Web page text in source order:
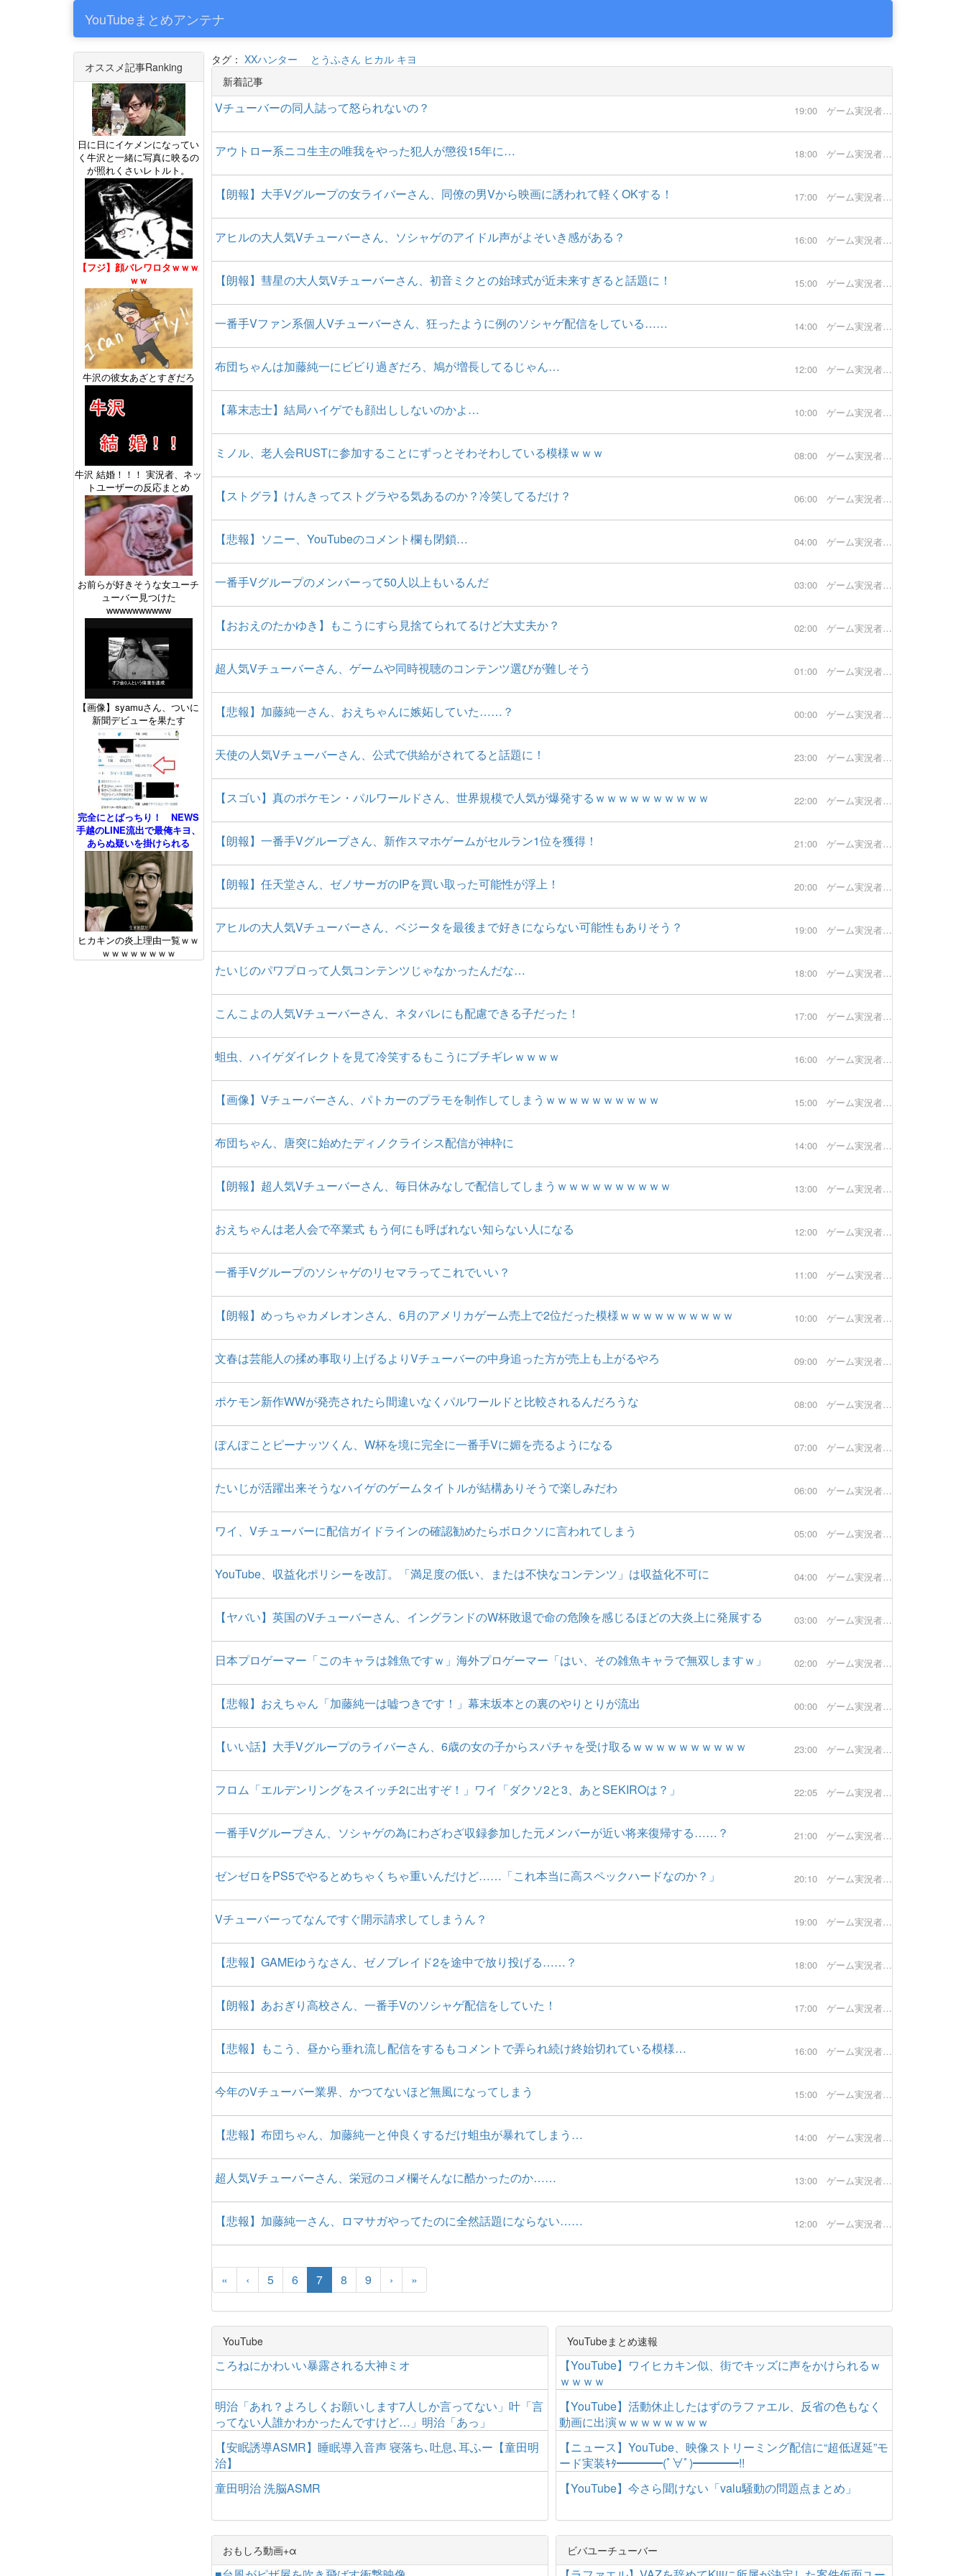
YouTubeまとめアンテナ
タグ： XXハンター とうふさん ヒカル キヨ
新着記事
Vチューバーの同人誌って怒られないの？ 19:00 ゲーム実況者速報
アウトロー系ニコ生主の唯我をやった犯人が懲役15年に… 18:00 ゲーム実況者速報
【朗報】大手Vグループの女ライバーさん、同僚の男Vから映画に誘われて軽くOKする！ 17:00 ゲーム実況者速報
アヒルの大人気Vチューバーさん、ソシャゲのアイドル声がよそいき感がある？ 16:00 ゲーム実況者速報
【朗報】彗星の大人気Vチューバーさん、初音ミクとの始球式が近未来すぎると話題に！ 15:00 ゲーム実況者速報
一番手Vファン系個人Vチューバーさん、狂ったように例のソシャゲ配信をしている…… 14:00 ゲーム実況者速報
布団ちゃんは加藤純一にビビり過ぎだろ、鳩が増長してるじゃん… 12:00 ゲーム実況者速報
【幕末志士】結局ハイゲでも顔出ししないのかよ… 10:00 ゲーム実況者速報
ミノル、老人会RUSTに参加することにずっとそわそわしている模様ｗｗｗ 08:00 ゲーム実況者速報
【ストグラ】けんきってストグラやる気あるのか？冷笑してるだけ？ 06:00 ゲーム実況者速報
【悲報】ソニー、YouTubeのコメント欄も閉鎖… 04:00 ゲーム実況者速報
一番手Vグループのメンバーって50人以上もいるんだ 03:00 ゲーム実況者速報
【おおえのたかゆき】もこうにすら見捨てられてるけど大丈夫か？ 02:00 ゲーム実況者速報
超人気Vチューバーさん、ゲームや同時視聴のコンテンツ選びが難しそう 01:00 ゲーム実況者速報
【悲報】加藤純一さん、おえちゃんに嫉妬していた……？ 00:00 ゲーム実況者速報
天使の人気Vチューバーさん、公式で供給がされてると話題に！ 23:00 ゲーム実況者速報
【スゴい】真のポケモン・パルワールドさん、世界規模で人気が爆発するｗｗｗｗｗｗｗｗｗｗ 22:00 ゲーム実況者速報
【朗報】一番手Vグループさん、新作スマホゲームがセルラン1位を獲得！ 21:00 ゲーム実況者速報
【朗報】任天堂さん、ゼノサーガのIPを買い取った可能性が浮上！ 20:00 ゲーム実況者速報
アヒルの大人気Vチューバーさん、ベジータを最後まで好きにならない可能性もありそう？ 19:00 ゲーム実況者速報
たいじのパワプロって人気コンテンツじゃなかったんだな… 18:00 ゲーム実況者速報
こんこよの人気Vチューバーさん、ネタバレにも配慮できる子だった！ 17:00 ゲーム実況者速報
蛆虫、ハイゲダイレクトを見て冷笑するもこうにブチギレｗｗｗｗ 16:00 ゲーム実況者速報
【画像】Vチューバーさん、パトカーのプラモを制作してしまうｗｗｗｗｗｗｗｗｗｗ 15:00 ゲーム実況者速報
布団ちゃん、唐突に始めたディノクライシス配信が神枠に 14:00 ゲーム実況者速報
【朗報】超人気Vチューバーさん、毎日休みなしで配信してしまうｗｗｗｗｗｗｗｗｗｗ 13:00 ゲーム実況者速報
おえちゃんは老人会で卒業式 もう何にも呼ばれない知らない人になる 12:00 ゲーム実況者速報
一番手Vグループのソシャゲのリセマラってこれでいい？ 11:00 ゲーム実況者速報
【朗報】めっちゃカメレオンさん、6月のアメリカゲーム売上で2位だった模様ｗｗｗｗｗｗｗｗｗｗ 10:00 ゲーム実況者速報
文春は芸能人の揉め事取り上げるよりVチューバーの中身追った方が売上も上がるやろ 09:00 ゲーム実況者速報
ポケモン新作WWが発売されたら間違いなくパルワールドと比較されるんだろうな 08:00 ゲーム実況者速報
ぽんぽことピーナッツくん、W杯を境に完全に一番手Vに媚を売るようになる 07:00 ゲーム実況者速報
たいじが活躍出来そうなハイゲのゲームタイトルが結構ありそうで楽しみだわ 06:00 ゲーム実況者速報
ワイ、Vチューバーに配信ガイドラインの確認勧めたらボロクソに言われてしまう 05:00 ゲーム実況者速報
YouTube、収益化ポリシーを改訂。「満足度の低い、または不快なコンテンツ」は収益化不可に 04:00 ゲーム実況者速報
【ヤバい】英国のVチューバーさん、イングランドのW杯敗退で命の危険を感じるほどの大炎上に発展する 03:00 ゲーム実況者速報
日本プロゲーマー「このキャラは雑魚ですｗ」海外プロゲーマー「はい、その雑魚キャラで無双しますｗ」 02:00 ゲーム実況者速報
【悲報】おえちゃん「加藤純一は嘘つきです！」幕末坂本との裏のやりとりが流出 00:00 ゲーム実況者速報
【いい話】大手Vグループのライバーさん、6歳の女の子からスパチャを受け取るｗｗｗｗｗｗｗｗｗｗ 23:00 ゲーム実況者速報
フロム「エルデンリングをスイッチ2に出すぞ！」ワイ「ダクソ2と3、あとSEKIROは？」 22:05 ゲーム実況者速報
一番手Vグループさん、ソシャゲの為にわざわざ収録参加した元メンバーが近い将来復帰する……？ 21:00 ゲーム実況者速報
ゼンゼロをPS5でやるとめちゃくちゃ重いんだけど……「これ本当に高スペックハードなのか？」 20:10 ゲーム実況者速報
Vチューバーってなんですぐ開示請求してしまうん？ 19:00 ゲーム実況者速報
【悲報】GAMEゆうなさん、ゼノブレイド2を途中で放り投げる……？ 18:00 ゲーム実況者速報
【朗報】あおぎり高校さん、一番手Vのソシャゲ配信をしていた！ 17:00 ゲーム実況者速報
【悲報】もこう、昼から垂れ流し配信をするもコメントで弄られ続け終始切れている模様… 16:00 ゲーム実況者速報
今年のVチューバー業界、かつてないほど無風になってしまう 15:00 ゲーム実況者速報
【悲報】布団ちゃん、加藤純一と仲良くするだけ蛆虫が暴れてしまう… 14:00 ゲーム実況者速報
超人気Vチューバーさん、栄冠のコメ欄そんなに酷かったのか…… 13:00 ゲーム実況者速報
【悲報】加藤純一さん、ロマサガやってたのに全然話題にならない…… 12:00 ゲーム実況者速報
« ‹ 5 6 7 8 9 › »
YouTube
ころねにかわいい暴露される大神ミオ
明治「あれ？よろしくお願いします7人しか言ってない」叶「言
ってない人誰かわかったんですけど…」明治「あっ」
【安眠誘導ASMR】睡眠導入音声 寝落ち､吐息､耳ふー【童田明
治】
童田明治 洗脳ASMR
おもしろ動画+α
YouTubeまとめ速報
【YouTube】ワイヒカキン似、街でキッズに声をかけられるｗ
ｗｗｗｗ
【YouTube】活動休止したはずのラファエル、反省の色もなく
動画に出演ｗｗｗｗｗｗｗｗ
【ニュース】YouTube、映像ストリーミング配信に“超低遅延”モ
ード実装ｷﾀ━━━━(ﾟ∀ﾟ)━━━━!!
【YouTube】今さら聞けない「valu騒動の問題点まとめ」
ビバユーチューバー
オススメ記事Ranking
日に日にイケメンになってい
く牛沢と一緒に写真に映るの
が照れくさいレトルト。
【フジ】顔バレワロタｗｗｗ
ｗｗ
牛沢の彼女あざとすぎだろ
牛沢 結婚！！！ 実況者、ネッ
トユーザーの反応まとめ
お前らが好きそうな女ユーチ
ューバー見つけた
wwwwwwwwww
【画像】syamuさん、ついに
新聞デビューを果たす
完全にとばっちり！ NEWS
手越のLINE流出で最俺キヨ、
あらぬ疑いを掛けられる
ヒカキンの炎上理由一覧ｗｗ
ｗｗｗｗｗｗｗｗ